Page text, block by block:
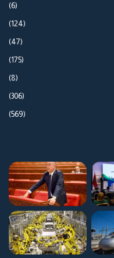
(6)
(124)
(47)
(175)
(8)
(306)
(569)